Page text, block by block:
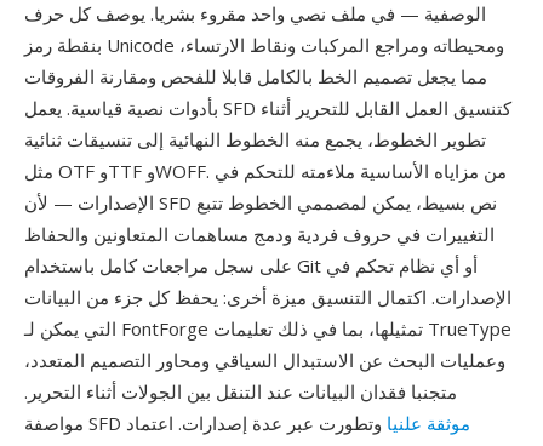
الوصفية — في ملف نصي واحد مقروء بشريا. يوصف كل حرف
بنقطة رمز Unicode ومحيطاته ومراجع المركبات ونقاط الارتساء،
مما يجعل تصميم الخط بالكامل قابلا للفحص ومقارنة الفروقات
بأدوات نصية قياسية. يعمل SFD كتنسيق العمل القابل للتحرير أثناء
تطوير الخطوط، يجمع منه الخطوط النهائية إلى تنسيقات ثنائية
مثل OTF وTTF وWOFF. من مزاياه الأساسية ملاءمته للتحكم في
الإصدارات — لأن SFD نص بسيط، يمكن لمصممي الخطوط تتبع
التغييرات في حروف فردية ودمج مساهمات المتعاونين والحفاظ
على سجل مراجعات كامل باستخدام Git أو أي نظام تحكم في
الإصدارات. اكتمال التنسيق ميزة أخرى: يحفظ كل جزء من البيانات
التي يمكن لـ FontForge تمثيلها، بما في ذلك تعليمات TrueType
وعمليات البحث عن الاستبدال السياقي ومحاور التصميم المتعدد،
متجنبا فقدان البيانات عند التنقل بين الجولات أثناء التحرير.
مواصفة SFD
موثقة علنيا وتطورت عبر عدة إصدارات. اعتماد